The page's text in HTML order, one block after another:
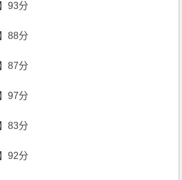
93分
88分
87分
97分
83分
92分